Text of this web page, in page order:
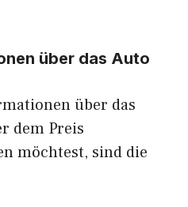
über das Auto
über das
dem Preis
möchtest, sind die